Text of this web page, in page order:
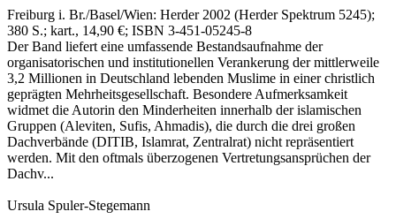
Freiburg i. Br./Basel/Wien: Herder2002 (Herder Spektrum 5245);
380 S.; kart., 14,90 €; ISBN 3-451-05245-8
Der Band liefert eine umfassende Bestandsaufnahme der
organisatorischen und institutionellen Verankerung der mittlerweile
3,2 Millionen in Deutschland lebenden Muslime in einer christlich
geprägten Mehrheitsgesellschaft. Besondere Aufmerksamkeit
widmet die Autorin den Minderheiten innerhalb der islamischen
Gruppen (Aleviten, Sufis, Ahmadis), die durch die drei großen
Dachverbände (DITIB, Islamrat, Zentralrat) nicht repräsentiert
werden. Mit den oftmals überzogenen Vertretungsansprüchen der
Dachv...
Ursula Spuler-Stegemann